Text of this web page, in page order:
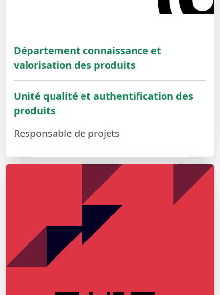
Département connaissance et
valorisation des produits
Unité qualité et authentification des
produits
Responsable de projets